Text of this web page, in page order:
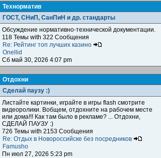
Teхнорматив
ГОСТ, СНиП, СанПиН и др. стандарты
Обсуждение нормативно-технической документации.
118 Темы with 322 Сообщения
Re: Рейтинг топ лучших казино
Onellid
Сб май 30, 2026 4:07 pm
Отдохни
Сделай паузу :)
Листайте картинки, играйте в игры flash смотрите
видеоролики. Вобщем, отдохните на рабочем месте
или дома!!! Как там было в рекламе? ... Отдохни,
СДЕЛАЙ ПАУЗУ :)
726 Темы with 2153 Сообщения
Re: Отдых в Новороссийске без посредников
Famusho
Пн июл 27, 2026 5:23 pm